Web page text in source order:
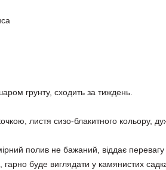
грунту, сходить за тиждень.
листя сизо-блакитного кольору,
полив не бажаний, віддає
буде виглядати у камянистих